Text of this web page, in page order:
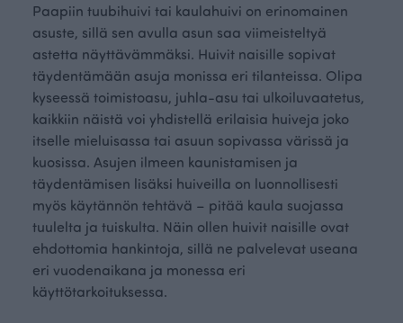
Paapiin tuubihuivi tai kaulahuivi on erinomainen
asuste, sillä sen avulla asun saa viimeisteltyä
astetta näyttävämmäksi. Huivit naisille sopivat
täydentämään asuja monissa eri tilanteissa. Olipa
kyseessä toimistoasu, juhla-asu tai ulkoiluvaatetus,
kaikkiin näistä voi yhdistellä erilaisia huiveja joko
itselle mieluisassa tai asuun sopivassa värissä ja
kuosissa. Asujen ilmeen kaunistamisen ja
täydentämisen lisäksi huiveilla on luonnollisesti
myös käytännön tehtävä – pitää kaula suojassa
tuulelta ja tuiskulta. Näin ollen huivit naisille ovat
ehdottomia hankintoja, sillä ne palvelevat useana
eri vuodenaikana ja monessa eri
käyttötarkoituksessa.